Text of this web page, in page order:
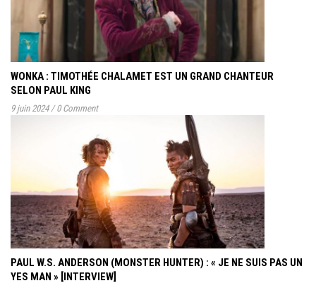
WONKA : TIMOTHÉE CHALAMET EST UN GRAND CHANTEUR
SELON PAUL KING
9 juin 2024 / 0 Comment
PAUL W.S. ANDERSON (MONSTER HUNTER) : « JE NE SUIS PAS UN
YES MAN » [INTERVIEW]